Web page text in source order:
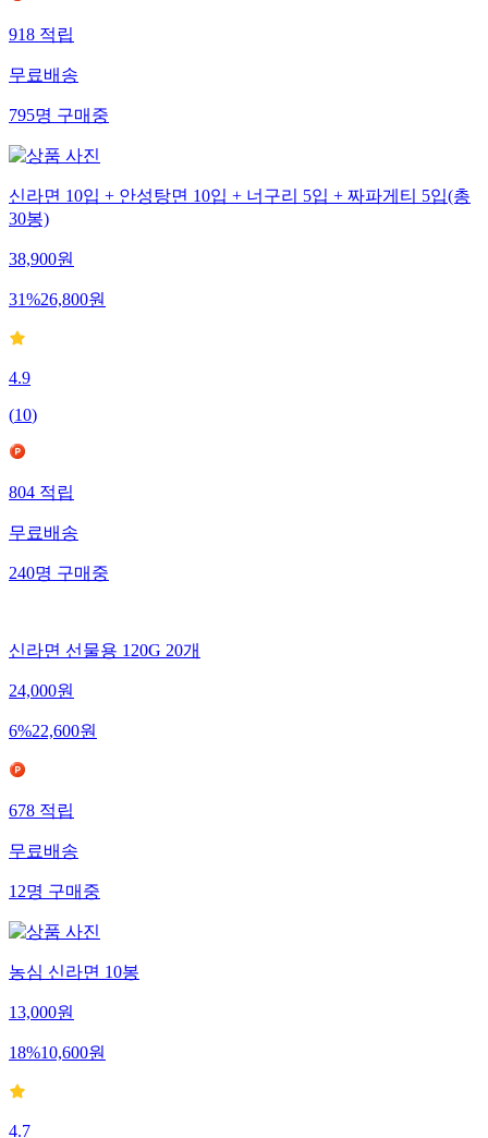
918적립
무료배송
795명구매중
신라면 10입 + 안성탕면 10입 + 너구리 5입 + 짜파게티 5입(총
30봉)
38,900원
31%26,800원
4.9
(10)
804적립
무료배송
240명구매중
신라면 선물용 120G 20개
24,000원
6%22,600원
678적립
무료배송
12명구매중
농심 신라면 10봉
13,000원
18%10,600원